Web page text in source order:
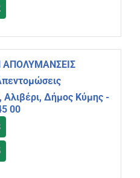
ΑΠΟΛΥΜΑΝΣΕΙΣ
Αλιβέρι, Δήμος Κύμης -
00